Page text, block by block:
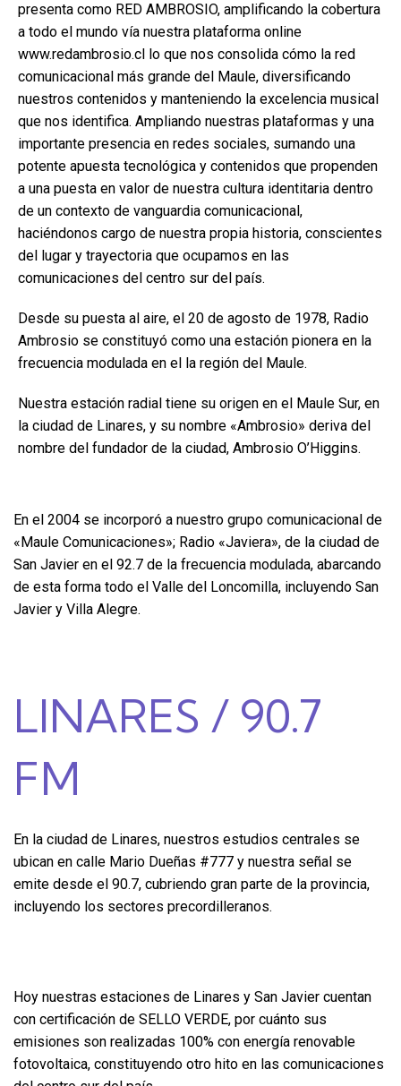
presenta como RED AMBROSIO, amplificando la cobertura
a todo el mundo vía nuestra plataforma online
www.redambrosio.cl lo que nos consolida cómo la red
comunicacional más grande del Maule, diversificando
nuestros contenidos y manteniendo la excelencia musical
que nos identifica. Ampliando nuestras plataformas y una
importante presencia en redes sociales, sumando una
potente apuesta tecnológica y contenidos que propenden
a una puesta en valor de nuestra cultura identitaria dentro
de un contexto de vanguardia comunicacional,
haciéndonos cargo de nuestra propia historia, conscientes
del lugar y trayectoria que ocupamos en las
comunicaciones del centro sur del país.
Desde su puesta al aire, el 20 de agosto de 1978, Radio
Ambrosio se constituyó como una estación pionera en la
frecuencia modulada en el la región del Maule.
Nuestra estación radial tiene su origen en el Maule Sur, en
la ciudad de Linares, y su nombre «Ambrosio» deriva del
nombre del fundador de la ciudad, Ambrosio O’Higgins.
En el 2004 se incorporó a nuestro grupo comunicacional de
«Maule Comunicaciones»; Radio «Javiera», de la ciudad de
San Javier en el 92.7 de la frecuencia modulada, abarcando
de esta forma todo el Valle del Loncomilla, incluyendo San
Javier y Villa Alegre.
LINARES / 90.7
FM
En la ciudad de Linares, nuestros estudios centrales se
ubican en calle Mario Dueñas #777 y nuestra señal se
emite desde el 90.7, cubriendo gran parte de la provincia,
incluyendo los sectores precordilleranos.
Hoy nuestras estaciones de Linares y San Javier cuentan
con certificación de SELLO VERDE, por cuánto sus
emisiones son realizadas 100% con energía renovable
fotovoltaica, constituyendo otro hito en las comunicaciones